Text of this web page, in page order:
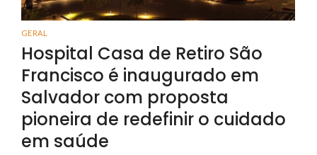
GERAL
Hospital Casa de Retiro São
Francisco é inaugurado em
Salvador com proposta
pioneira de redefinir o cuidado
em saúde